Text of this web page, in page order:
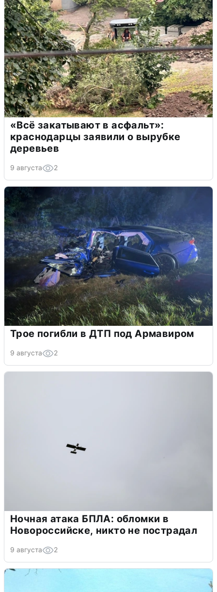
«Всё закатывают в асфальт»:
краснодарцы заявили о вырубке
деревьев
9 августа 2
Трое погибли в ДТП под Армавиром
9 августа 2
Ночная атака БПЛА: обломки в
Новороссийске, никто не пострадал
9 августа 2